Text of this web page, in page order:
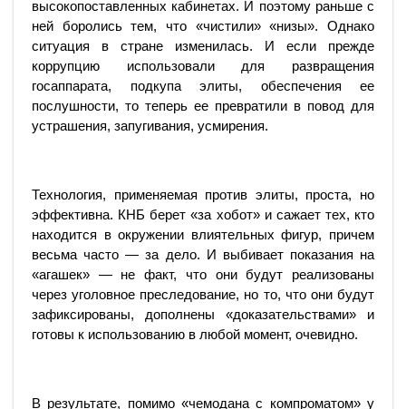
высокопоставленных кабинетах. И поэтому раньше с
ней боролись тем, что «чистили» «низы». Однако
ситуация в стране изменилась. И если прежде
коррупцию использовали для развращения
госаппарата, подкупа элиты, обеспечения ее
послушности, то теперь ее превратили в повод для
устрашения, запугивания, усмирения.
Технология, применяемая против элиты, проста, но
эффективна. КНБ берет «за хобот» и сажает тех, кто
находится в окружении влиятельных фигур, причем
весьма часто — за дело. И выбивает показания на
«агашек» — не факт, что они будут реализованы
через уголовное преследование, но то, что они будут
зафиксированы, дополнены «доказательствами» и
готовы к использованию в любой момент, очевидно.
В результате, помимо «чемодана с компроматом» у